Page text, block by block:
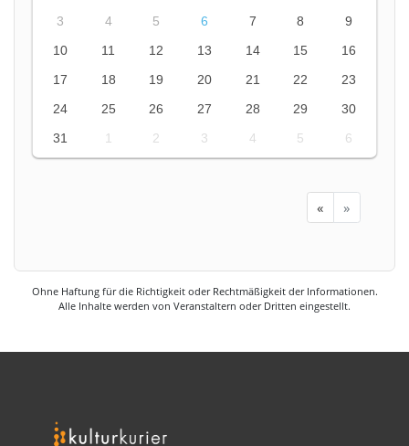
3
4 5 6 7 8
9
10
11 12 13 14 15
16
17
18 19 20 21 22
23
24
25 26 27 28 29
30
31
1 2 3 4 5 6
« »
Ohne Haftung für die Richtigkeit oder Rechtmäßigkeit der Informationen.
Alle Inhalte werden von Veranstaltern oder Dritten eingestellt.